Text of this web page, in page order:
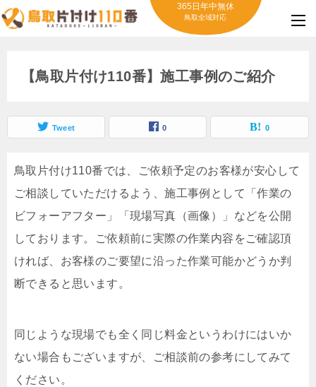
365日年中無休
鳥取全域対応
【鳥取片付け110番】施工事例のご紹介
Tweet 0 0
鳥取片付け110番では、ご依頼予定のお客様が安心して
ご相談していただけるよう、施工事例として「作業の
ビフォーアフター」「現場写真（画像）」などを公開
しております。ご依頼前に実際の作業内容をご確認頂
ければ、お客様のご要望に沿った作業可能かどうか判
断できると思います。
同じような現場でも全く同じ料金というわけにはいか
ない場合もございますが、ご相談前の参考にしてみて
ください。